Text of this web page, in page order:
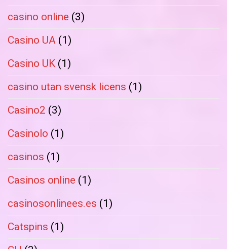
casino online (3)
Casino UA (1)
Casino UK (1)
casino utan svensk licens (1)
Casino2 (3)
Casinolo (1)
casinos (1)
Casinos online (1)
casinosonlinees.es (1)
Catspins (1)